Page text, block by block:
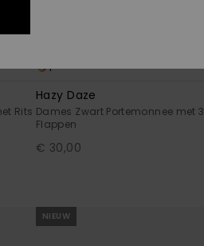
Rits
1
Hazy Daze
Dames Zwart Portemonnee met 3
Flappen
€ 30,00
NIEUW